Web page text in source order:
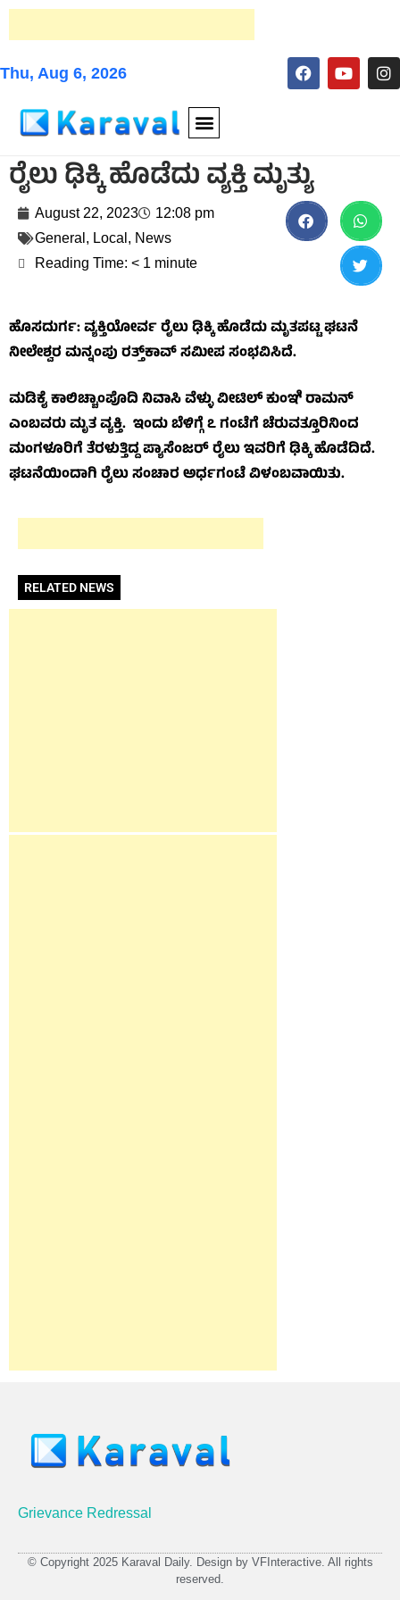
Thu, Aug 6, 2026
ರೈಲು ಢಿಕ್ಕಿ ಹೊಡೆದು ವ್ಯಕ್ತಿ ಮೃತ್ಯು
August 22, 2023
12:08 pm
General , Local , News
Reading Time: < 1 minute
ಹೊಸದುರ್ಗ: ವ್ಯಕ್ತಿಯೋರ್ವ ರೈಲು ಢಿಕ್ಕಿ ಹೊಡೆದು ಮೃತಪಟ್ಟ ಘಟನೆ
ನೀಲೇಶ್ವರ ಮನ್ನಂಪು ರತ್ತ್‌ಕಾವ್ ಸಮೀಪ ಸಂಭವಿಸಿದೆ.
ಮಡಿಕೈ ಕಾಲಿಚ್ಚಾಂಪೊದಿ ನಿವಾಸಿ ವೆಳ್ಳು ವೀಟಿಲ್ ಕುಂಞಿ ರಾಮನ್
ಎಂಬವರು ಮೃತ ವ್ಯಕ್ತಿ. ಇಂದು ಬೆಳಿಗ್ಗೆ ೭ ಗಂಟೆಗೆ ಚೆರುವತ್ತೂರಿನಿಂದ
ಮಂಗಳೂರಿಗೆ ತೆರಳುತ್ತಿದ್ದ ಪ್ಯಾಸೆಂಜರ್ ರೈಲು ಇವರಿಗೆ ಢಿಕ್ಕಿ ಹೊಡೆದಿದೆ.
ಘಟನೆಯಿಂದಾಗಿ ರೈಲು ಸಂಚಾರ ಅರ್ಧಗಂಟೆ ವಿಳಂಬವಾಯಿತು.
RELATED NEWS
Grievance Redressal
© Copyright 2025 Karaval Daily. Design by VFInteractive. All rights
reserved.